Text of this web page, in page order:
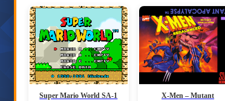
Super Mario World SA-1
X-Men – Mutant